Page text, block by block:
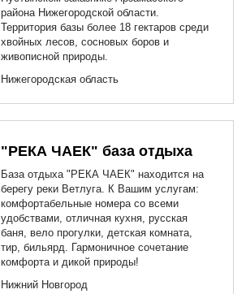
района Нижегородской области.
Территория базы более 18 гектаров среди
хвойных лесов, сосновых боров и
живописной природы.
Нижегородская область
"РЕКА ЧАЕК" база отдыха
База отдыха "РЕКА ЧАЕК" находится на
берегу реки Ветлуга. К Вашим услугам:
комфортабельные номера со всеми
удобствами, отличная кухня, русская
баня, вело прогулки, детская комната,
тир, бильярд. Гармоничное сочетание
комфорта и дикой природы!
Нижний Новгород